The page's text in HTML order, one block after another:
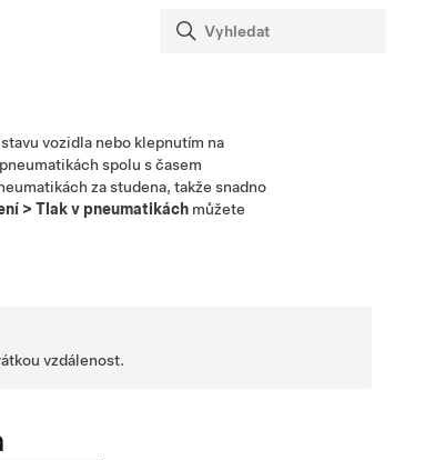
vozidla nebo klepnutím na
spolu s časem
za studena, takže snadno
> Tlak v pneumatikách můžete
vzdálenost.